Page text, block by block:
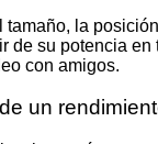
tamaño, la
de su potencia
con amigos.
un